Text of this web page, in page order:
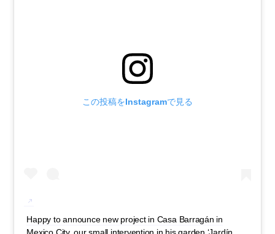
この投稿をInstagramで見る
Happy to announce new project in Casa Barragán in